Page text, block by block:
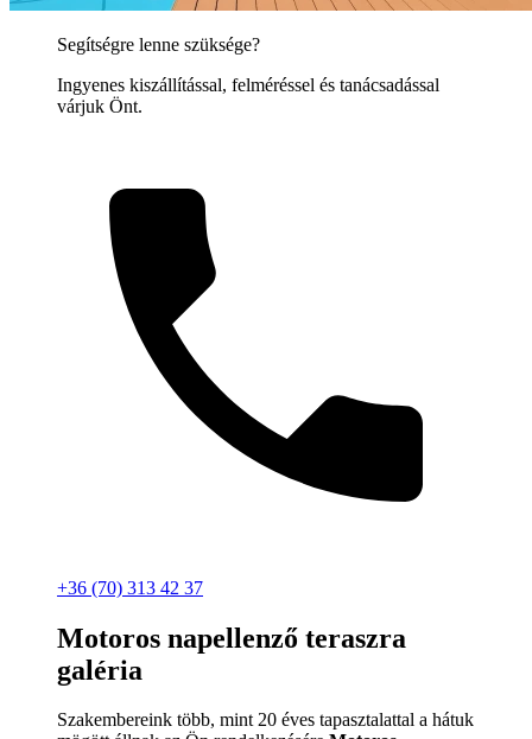
Segítségre lenne szüksége?
Ingyenes kiszállítással, felméréssel és tanácsadással
várjuk Önt.
+36 (70) 313 42 37
Motoros napellenző teraszra
galéria
Szakembereink több, mint 20 éves tapasztalattal a hátuk